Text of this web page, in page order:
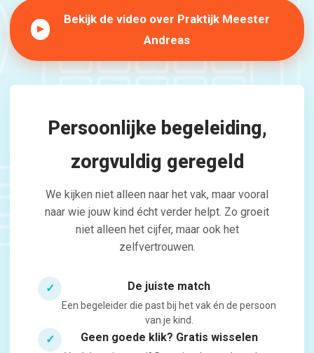
▶
Bekijk de video over Praktijk Meester
Andreas
Persoonlijke begeleiding,
zorgvuldig geregeld
We kijken niet alleen naar het vak, maar vooral
naar wie jouw kind écht verder helpt. Zo groeit
niet alleen het cijfer, maar ook het
zelfvertrouwen.
✓ De juiste match
Een begeleider die past bij het vak én de persoon
van je kind.
✓ Geen goede klik? Gratis wisselen